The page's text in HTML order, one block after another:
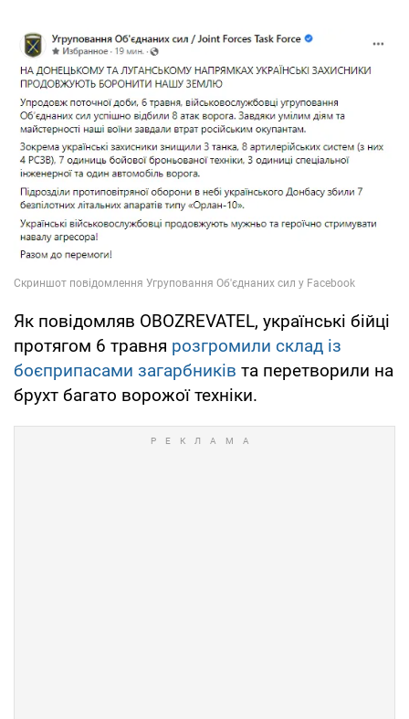
Як повідомляв OBOZREVATEL, українські бійці
протягом 6 травня розгромили склад із
боєприпасами загарбників та перетворили на
брухт багато ворожої техніки.